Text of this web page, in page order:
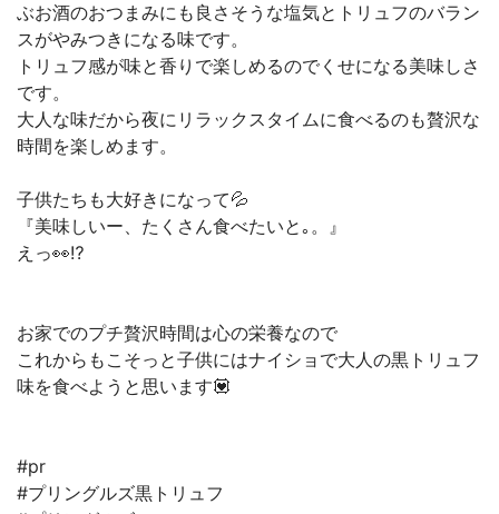
ぶお酒のおつまみにも良さそうな塩気とトリュフのバラン
スがやみつきになる味です。
トリュフ感が味と香りで楽しめるのでくせになる美味しさ
です。
大人な味だから夜にリラックスタイムに食べるのも贅沢な
時間を楽しめます。
子供たちも大好きになって💦
『美味しいー、たくさん食べたいと｡。』
えっ👀⁉️
お家でのプチ贅沢時間は心の栄養なので
これからもこそっと子供にはナイショで大人の黒トリュフ
味を食べようと思います💟
#pr
#プリングルズ黒トリュフ